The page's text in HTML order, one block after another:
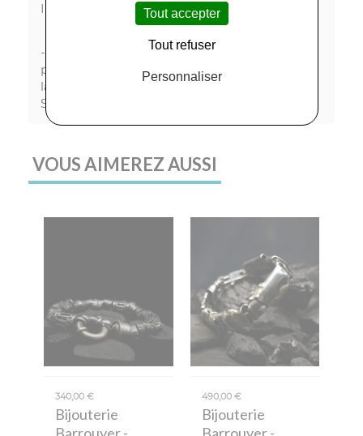
Informations importantes :
- les photos sont non contractuelles. Elles
peuvent faire varier légèrement la couleur ou
la forme des bijoux de la collection Krazy-
Stones.
VOUS AIMEREZ AUSSI
340,00 €
Bijouterie
490,00 €
Bijouterie
Tout accepter
Tout refuser
Personnaliser